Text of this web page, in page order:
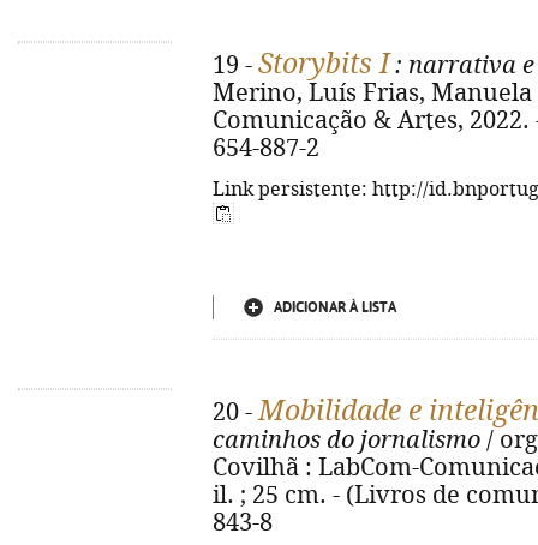
19 - Storybits I : narrativa
Merino, Luís Frias,
Comunicação & Artes, 2022.
654-887-2
Link persistente: http://
ADICIONAR À LISTA
20 -Mobilidade e
caminhos do jornalismo /
Covilhã : LabCom-
il. ; 25 cm. - (Livros de
843-8